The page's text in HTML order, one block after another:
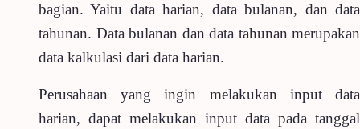
bagian. Yaitu data harian, data bulanan, dan data
tahunan. Data bulanan dan data tahunan merupakan
data kalkulasi dari data harian.
Perusahaan yang ingin melakukan input data
harian, dapat melakukan input data pada tanggal